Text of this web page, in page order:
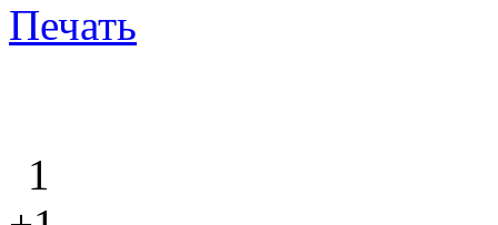
Печать
1